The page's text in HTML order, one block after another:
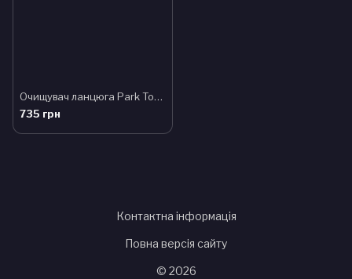
Очищувач ланцюга Park Tool CB-4 Citrus ChainBrite™: 16 oz. (474 mL)
735 грн
Контактна інформація
Повна версія сайту
© 2026